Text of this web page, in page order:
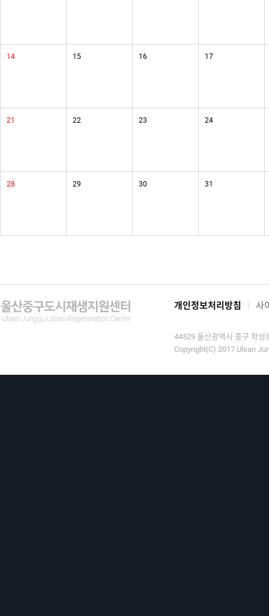
14 15 16 17
21 22 23 24
28 29 30 31
개인정보처리방침 사
44529 울산광역시 중구 학
Copyright(C) 2017 Ulsan